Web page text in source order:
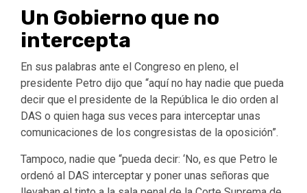
Un Gobierno que no
intercepta
En sus palabras ante el Congreso en pleno, el
presidente Petro dijo que “aquí no hay nadie que pueda
decir que el presidente de la República le dio orden al
DAS o quien haga sus veces para interceptar unas
comunicaciones de los congresistas de la oposición”. ​
Tampoco, nadie que “pueda decir: ‘No, es que Petro le
ordenó al DAS interceptar y poner unas señoras que